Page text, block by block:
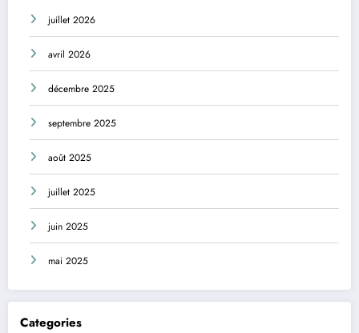
juillet 2026
avril 2026
décembre 2025
septembre 2025
août 2025
juillet 2025
juin 2025
mai 2025
Categories